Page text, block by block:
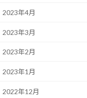
2023年4月
2023年3月
2023年2月
2023年1月
2022年12月